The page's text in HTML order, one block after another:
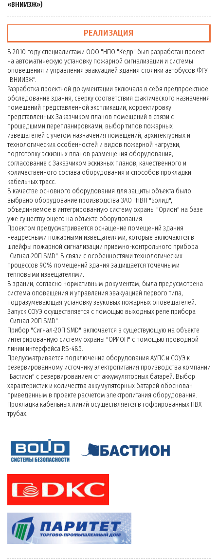
«ВНИИЗЖ»)
РЕАЛИЗАЦИЯ
В 2010 году специалистами ООО "НПО "Кедр" был разработан проект
на автоматическую установку пожарной сигнализации и системы
оповещения и управления эвакуацией здания стоянки автобусов ФГУ
"ВНИИЗЖ".
Разработка проектной документации включала в себя предпроектное
обследование здания, сверку соответствия фактического назначения
помещений представленной экспликации, корректировку
представленных Заказчиком планов помещений в связи с
прошедшими перепланировками, выбор типов пожарных
извещателей с учетом назначения помещений, архитектурных и
технологических особенностей и видов пожарной нагрузки,
подготовку эскизных планов размещения оборудования,
согласование с Заказчиком эскизных планов, качественного и
количественного состава оборудования и способов прокладки
кабельных трасс.
В качестве основного оборудования для защиты объекта было
выбрано оборудование производства ЗАО "НВП "Болид",
объединяемое в интегрированную систему охраны "Орион" на базе
уже существующего на объекте оборудования.
Проектом предусматривается оснащение помещений здания
неадресными пожарными извещателями, которые включаются в
шлейфы пожарной сигнализации приемно-контрольного прибора
"Сигнал-20П SMD". В связи с особенностями технологических
процессов 90% помещений здания защищается точечными
тепловыми извещателями.
В здании, согласно нормативным документам, была предусмотрена
система оповещения и управления эвакуацией первого типа,
подразумевающая установку звуковых пожарных оповещателей.
Запуск СОУЭ осуществляется с помощью выходных реле прибора
"Сигнал-20П SMD".
Прибор "Сигнал-20П SMD" включается в существующую на объекте
интегрированную систему охраны "ОРИОН" с помощью проводной
линии интерфейса RS-485.
Предусматривается подключение оборудования АУПС и СОУЭ к
резервированному источнику электропитания производства компании
"Бастион" с резервированием от аккумуляторных батарей. Выбор
характеристик и количества аккумуляторных батарей обоснован
приведенным в проекте расчетом электропитания оборудования.
Прокладка кабельных линий осуществляется в гофрированных ПВХ
трубах.